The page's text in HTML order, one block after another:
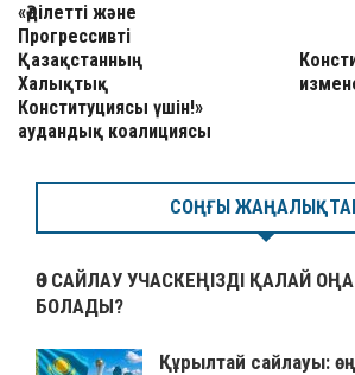
«Әділетті және
Прогрессивті
Қазақстанның
Халықтық
Конституциясы үшін!»
аудандық коалициясы
СОҢҒЫ
ӨЗ САЙЛАУ УЧАСКЕҢІЗДІ ҚАЛАЙ
БОЛАДЫ?
Құрылтай сайлауы: